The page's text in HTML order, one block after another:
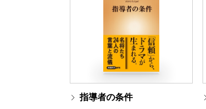
指導者の条件